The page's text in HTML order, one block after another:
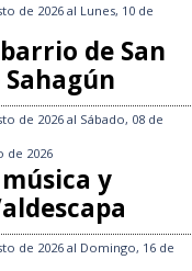
de 2026 al Lunes, 10 de
de San
de 2026 al Sábado, 08 de
de 2026
y
de 2026 al Domingo, 16 de